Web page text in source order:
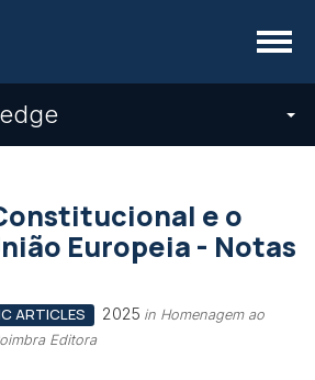
Menu
e o
Europeia - Notas
ARTICLES 2025 in Homenagem ao
Editora